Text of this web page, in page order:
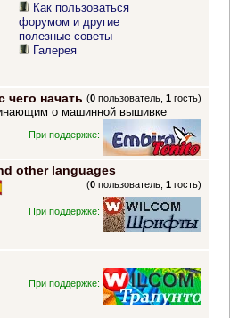
Как пользоваться
форумом и другие
полезные советы
Галерея
начать (0 пользователь,1 гость)
о машинной вышивке
При поддержке:
other languages
(0 пользователь,1 гость)
При поддержке:
При поддержке: